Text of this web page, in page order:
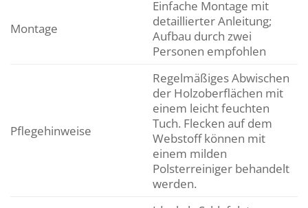
Montage
Einfache Montage mit
detaillierter Anleitung;
Aufbau durch zwei
Personen empfohlen
Pflegehinweise
Regelmäßiges Abwischen
der Holzoberflächen mit
einem leicht feuchten
Tuch. Flecken auf dem
Webstoff können mit
einem milden
Polsterreiniger behandelt
werden.